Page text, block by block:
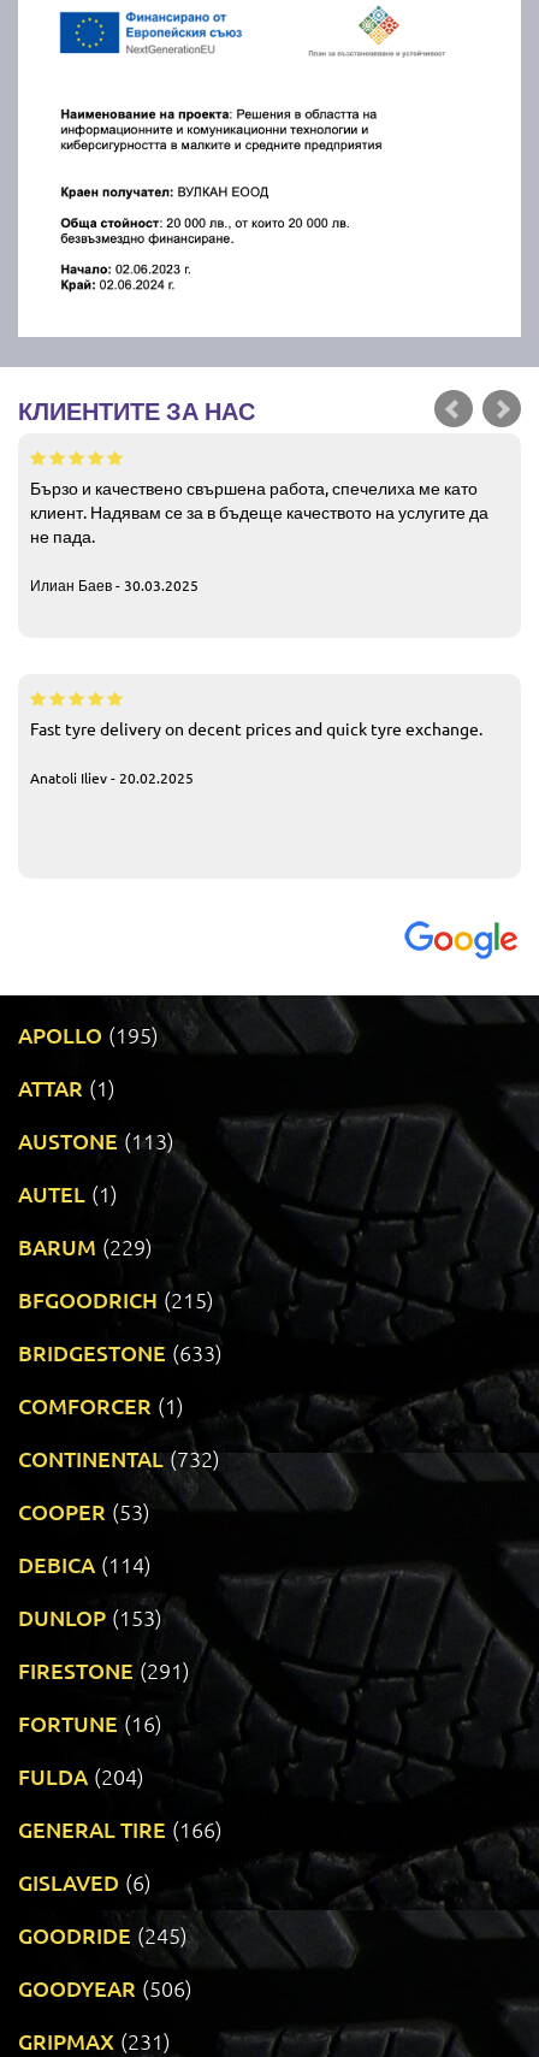
КЛИЕНТИТЕ ЗА НАС
Бързо и качествено свършена работа, спечелиха ме като
клиент. Надявам се за в бъдеще качеството на услугите да
не пада.
Илиан Баев - 30.03.2025
Fast tyre delivery on decent prices and quick tyre exchange.
Anatoli Iliev - 20.02.2025
APOLLO (195)
ATTAR (1)
AUSTONE (113)
AUTEL (1)
BARUM (229)
BFGOODRICH (215)
BRIDGESTONE (633)
COMFORCER (1)
CONTINENTAL (732)
COOPER (53)
DEBICA (114)
DUNLOP (153)
FIRESTONE (291)
FORTUNE (16)
FULDA (204)
GENERAL TIRE (166)
GISLAVED (6)
GOODRIDE (245)
GOODYEAR (506)
GRIPMAX (231)